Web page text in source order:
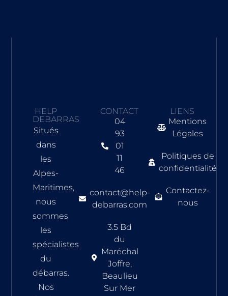
HELP
DEBARRAS
Situés
dans
les
Alpes-
Maritimes,
nous
sommes
les
spécialistes
du
débarras.
Nos
CONTACT
04
93
01
11
46
contact@help-
debarras.com
3.5 Bd
du
Maréchal
Joffre,
Beaulieu
Sur Mer
LIENS
Mentions
Légales
Politiques de
confidentialité
Contactez-
nous